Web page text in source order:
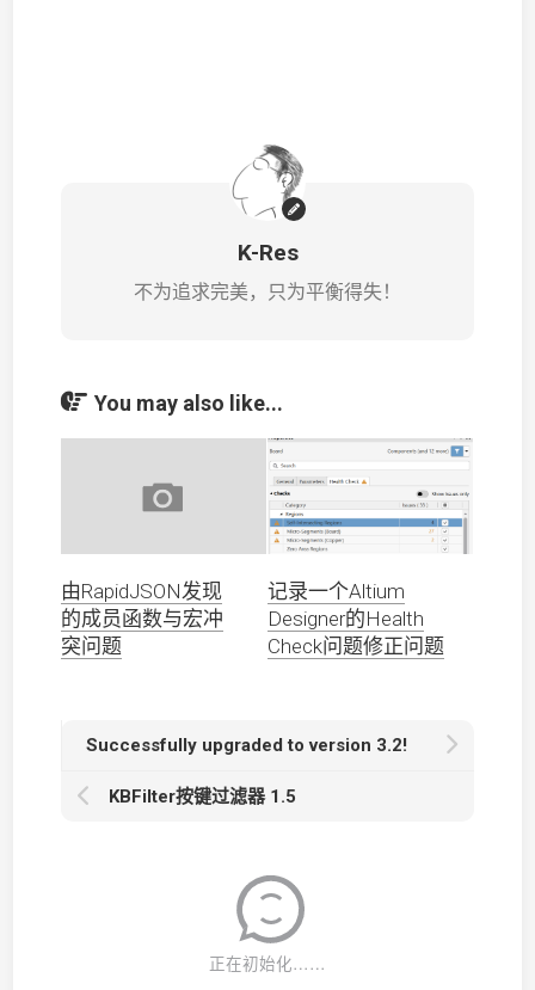
K-Res
不为追求完美，只为平衡得失！
You may also like...
由RapidJSON发现
的成员函数与宏冲
突问题
记录一个Altium
Designer的Health
Check问题修正问题
Successfully upgraded to version 3.2!
KBFilter按键过滤器 1.5